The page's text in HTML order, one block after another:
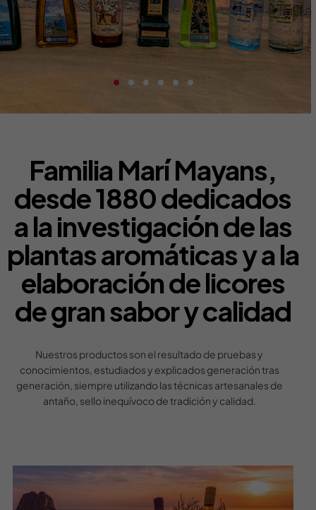
Familia Marí Mayans,
desde 1880 dedicados
a la investigación de las
plantas aromáticas y a la
elaboración de licores
de gran sabor y calidad
Nuestros productos son el resultado de pruebas y
conocimientos, estudiados y explicados generación tras
generación, siempre utilizando las técnicas artesanales de
antaño, sello inequívoco de tradición y calidad.